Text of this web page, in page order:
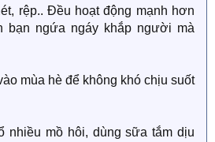
rệp.. Đều hoạt động mạnh hơn
bạn ngứa ngáy khắp người mà
mùa hè để không khó chịu suốt
nhiều mồ hôi, dùng sữa tắm dịu